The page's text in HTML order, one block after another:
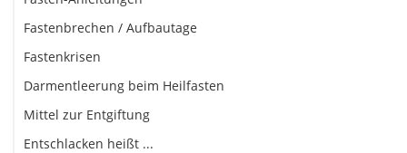
Fastenbrechen / Aufbautage
Fastenkrisen
Darmentleerung beim Heilfasten
Mittel zur Entgiftung
Entschlacken heißt ...